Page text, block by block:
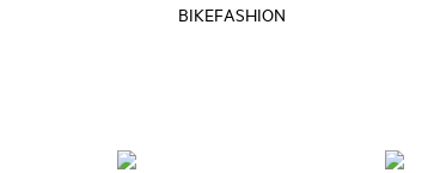
BIKEFASHION